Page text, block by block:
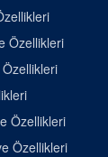
Özellikleri
Özellikleri
Özellikleri